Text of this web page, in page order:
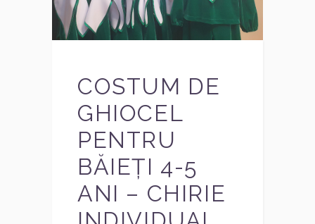
COSTUM DE
GHIOCEL
PENTRU
BĂIEȚI 4-5
ANI – CHIRIE